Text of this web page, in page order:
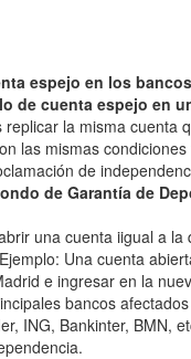
espejo en los bancos
de cuenta espejo en
la misma cuenta
las mismas condiciones
de
de Garantía de
una cuenta iigual a
Una cuenta
e ingresar en la
bancos
ING, Bankinter, BMN,